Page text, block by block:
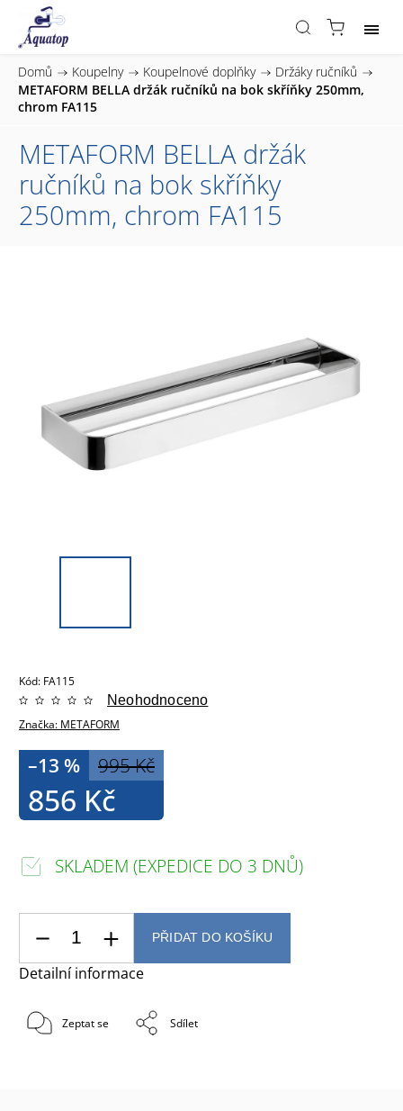
Domů / Koupelny / Koupelnové doplňky / Držáky ručníků /
METAFORM BELLA držák ručníků na bok skříňky 250mm,
chrom FA115
METAFORM BELLA držák
ručníků na bok skříňky
250mm, chrom FA115
Kód: FA115
Značka: METAFORM
Neohodnoceno
995 Kč
–13 %
856 Kč
SKLADEM (EXPEDICE DO 3 DNŮ)
PŘIDAT DO KOŠÍKU
Detailní informace
Zeptat se Sdílet